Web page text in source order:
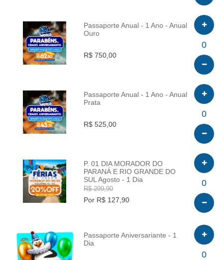
INFO
Passaporte Anual - 1 Ano - Anual
Ouro
R$ 750,00
0
INFO
Passaporte Anual - 1 Ano - Anual
Prata
R$ 525,00
0
INFO
P. 01 DIA MORADOR DO
PARANÁ E RIO GRANDE DO
SUL Agosto - 1 Dia
R$ 299,90
Por R$ 127,90
0
INFO
Passaporte Aniversariante - 1
Dia
0